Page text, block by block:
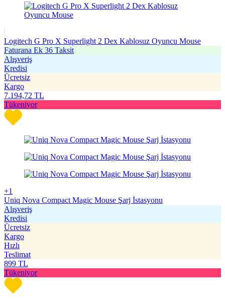
Logitech G Pro X Superlight 2 Dex Kablosuz Oyuncu Mouse
Faturana Ek 36 Taksit
Alışveriş
Kredisi
Ücretsiz
Kargo
7.194,72 TL
Tükeniyor
+1
Uniq Nova Compact Magic Mouse Şarj İstasyonu
Alışveriş
Kredisi
Ücretsiz
Kargo
Hızlı
Teslimat
899 TL
Tükeniyor